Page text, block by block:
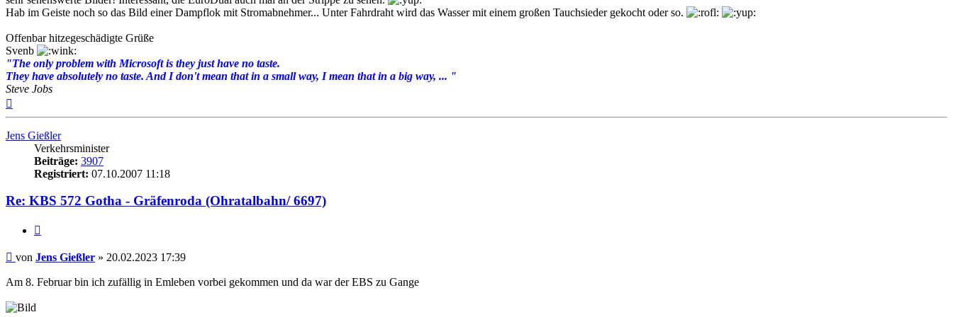
Hab im Geiste noch so das Bild einer Dampflok mit Stromabnehmer... Unter Fahrdraht wird das Wasser mit einem großen Tauchsieder gekocht oder so.
Offenbar hitzegeschädigte Grüße
Svenb
"The only problem with Microsoft is they just have no taste.
They have absolutely no taste. And I don't mean that in a small way, I mean that in a big way, ... "
Steve Jobs
Jens Gießler
Verkehrsminister
Beiträge: 3907
Registriert: 07.10.2007 11:18
Re: KBS 572 Gotha - Gräfenroda (Ohratalbahn/ 6697)
Beitrag
von Jens Gießler » 20.02.2023 17:39
Am 8. Februar bin ich zufällig in Emleben vorbei gekommen und da war der EBS zu Gange